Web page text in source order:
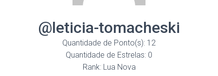
@leticia-tomacheski
Quantidade de Ponto(s): 12
Quantidade de Estrelas: 0
Rank: Lua Nova